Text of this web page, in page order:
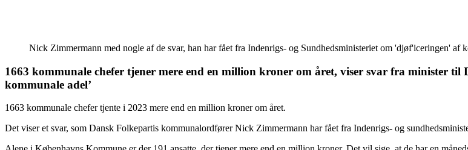
Nick Zimmermann med nogle af de svar, han har fået fra Indenrigs- og Sundhedsministeriet om 'djøf'iceringen' af
1663 kommunale chefer tjener mere end en million kroner om året, viser svar fra minister
kommunale adel’
1663 kommunale chefer tjente i 2023 mere end en million kroner om året.
Det viser et svar, som Dansk Folkepartis kommunalordfører Nick Zimmermann har fået fra Indenrigs- og